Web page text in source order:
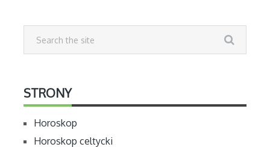
STRONY
Horoskop
Horoskop celtycki